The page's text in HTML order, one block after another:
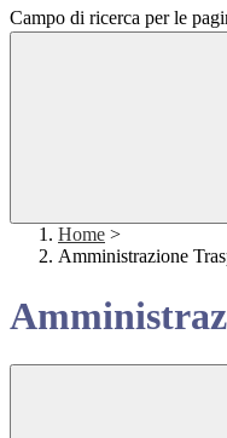
Campo di ricerca per le
Home >
Amministrazione